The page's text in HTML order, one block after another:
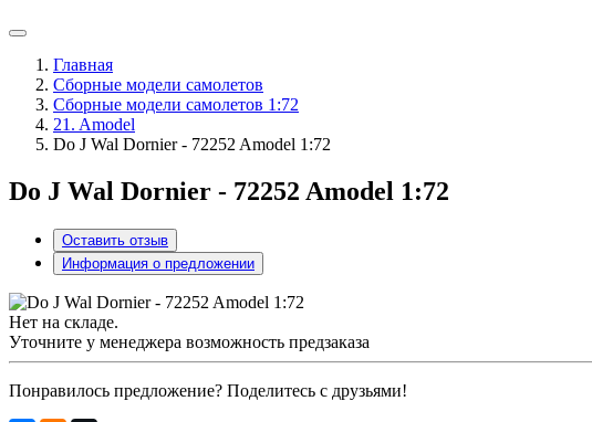
Главная
Сборные модели самолетов
Сборные модели самолетов 1:72
21. Amodel
Do J Wal Dornier - 72252 Amodel 1:72
Do J Wal Dornier - 72252 Amodel 1:72
Оставить отзыв
Информация о предложении
Нет на складе.
Уточните у менеджера возможность предзаказа
Понравилось предложение? Поделитесь с друзьями!